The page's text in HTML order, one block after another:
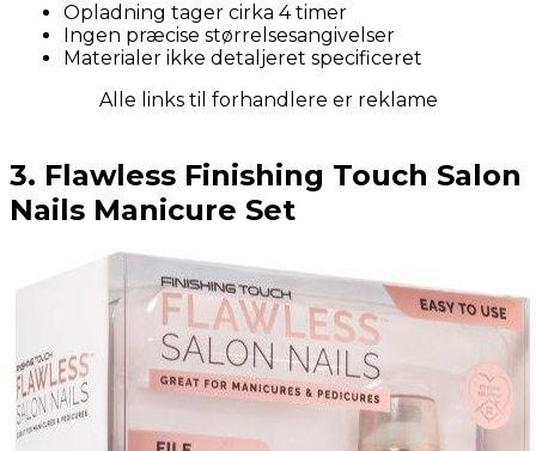
Opladning tager cirka 4 timer
Ingen præcise størrelsesangivelser
Materialer ikke detaljeret specificeret
Alle links til forhandlere er reklame
3. Flawless Finishing Touch Salon
Nails Manicure Set